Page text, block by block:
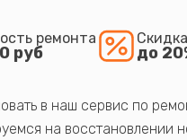
ремонта
руб
Скидка
до
в наш сервис по
на восстановлении